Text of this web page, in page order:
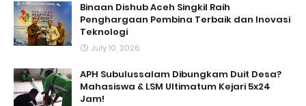
Binaan Dishub Aceh Singkil Raih
Penghargaan Pembina Terbaik dan Inovasi
Teknologi
July 10, 2026
APH Subulussalam Dibungkam Duit Desa?
Mahasiswa & LSM Ultimatum Kejari 5x24
Jam!